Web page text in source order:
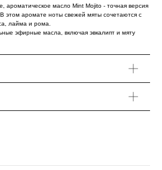
ароматическое масло Mint Mojito - точная версия
В этом аромате ноты свежей мяты сочетаются с
лайма и рома.
эфирные масла, включая эвкалипт и мяту